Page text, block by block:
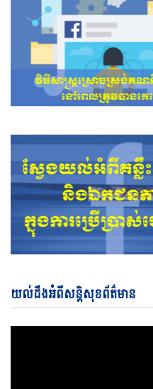
យល់ដឹងអំពីសន្តិសុខព័ត៌មាន